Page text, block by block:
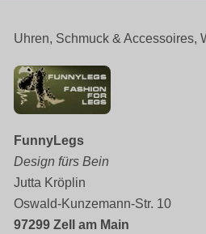
Uhren, Schmuck & Accessoires,
FunnyLegs
Design fürs Bein
Jutta Kröplin
Oswald-Kunzemann-Str. 10
97299 Zell am Main